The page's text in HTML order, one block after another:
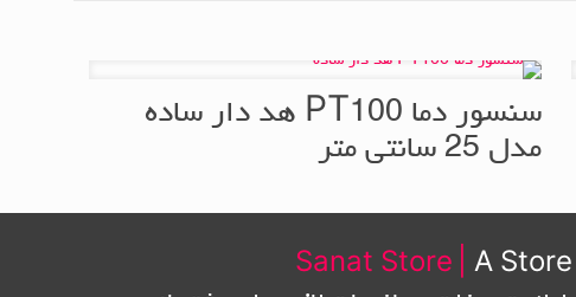
سنسور دما PT100 هد دار ساده
مدل 25 سانتی متر
Sanat Store
A